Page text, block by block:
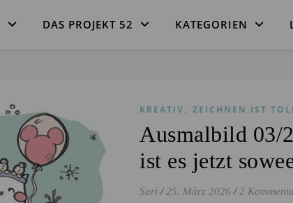
DAS PROJEKT 52 KATEGORIEN
KREATIV, ZEICHNEN IST
Ausmalbild 03/
ist es jetzt
Sari / 25. März 2026 / 2